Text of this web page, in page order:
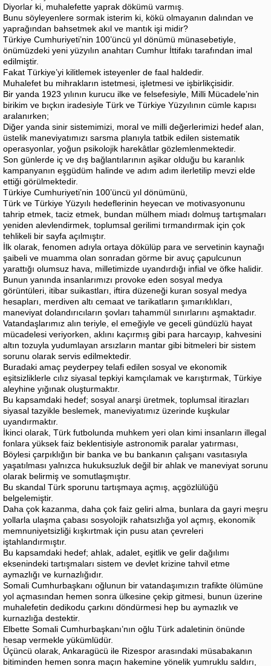
Diyorlar ki, muhalefette yaprak dökümü varmış.
Bunu söyleyenlere sormak isterim ki, kökü olmayanın dalından ve
yaprağından bahsetmek akıl ve mantık işi midir?
Türkiye Cumhuriyeti’nin 100’üncü yıl dönümü münasebetiyle,
önümüzdeki yeni yüzyılın anahtarı Cumhur İttifakı tarafından imal
edilmiştir.
Fakat Türkiye’yi kilitlemek isteyenler de faal haldedir.
Muhalefet bu mihrakların istetmesi, işletmesi ve işbirlikçisidir.
Bir yanda 1923 yılının kurucu ilke ve felsefesiyle, Milli Mücadele’nin
birikim ve bıçkın iradesiyle Türk ve Türkiye Yüzyılının cümle kapısı
aralanırken;
Diğer yanda sinir sistemimizi, moral ve milli değerlerimizi hedef alan,
üstelik maneviyatımızı sarsma planıyla tatbik edilen sistematik
operasyonlar, yoğun psikolojik harekâtlar gözlemlenmektedir.
Son günlerde iç ve dış bağlantılarının aşikar olduğu bu karanlık
kampanyanın eşgüdüm halinde ve adım adım ilerletilip mevzi elde
ettiği görülmektedir.
Türkiye Cumhuriyeti’nin 100’üncü yıl dönümünü,
Türk ve Türkiye Yüzyılı hedeflerinin heyecan ve motivasyonunu
tahrip etmek, taciz etmek, bundan mülhem miadı dolmuş tartışmaları
yeniden alevlendirmek, toplumsal gerilimi tırmandırmak için çok
tehlikeli bir sayfa açılmıştır.
İlk olarak, fenomen adıyla ortaya dökülüp para ve servetinin kaynağı
şaibeli ve muamma olan sonradan görme bir avuç çapulcunun
yarattığı olumsuz hava, milletimizde uyandırdığı infial ve öfke halidir.
Bunun yanında insanlarımızı provoke eden sosyal medya
görüntüleri, itibar suikastları, iftira düzeneği kuran sosyal medya
hesapları, merdiven altı cemaat ve tarikatların şımarıklıkları,
maneviyat dolandırıcıların şovları tahammül sınırlarını aşmaktadır.
Vatandaşlarımız alın teriyle, el emeğiyle ve geceli gündüzlü hayat
mücadelesi veriyorken, aklını kaçırmış gibi para harcayıp, kahvesini
altın tozuyla yudumlayan arsızların mantar gibi bitmeleri bir sistem
sorunu olarak servis edilmektedir.
Buradaki amaç peyderpey telafi edilen sosyal ve ekonomik
eşitsizliklerle cılız siyasal tepkiyi kamçılamak ve karıştırmak, Türkiye
aleyhine yığınak oluşturmaktır.
Bu kapsamdaki hedef; sosyal anarşi üretmek, toplumsal itirazları
siyasal tazyikle beslemek, maneviyatımız üzerinde kuşkular
uyandırmaktır.
İkinci olarak, Türk futbolunda muhkem yeri olan kimi insanların illegal
fonlara yüksek faiz beklentisiyle astronomik paralar yatırması,
Böylesi çarpıklığın bir banka ve bu bankanın çalışanı vasıtasıyla
yaşatılması yalnızca hukuksuzluk değil bir ahlak ve maneviyat sorunu
olarak belirmiş ve somutlaşmıştır.
Bu skandal Türk sporunu tartışmaya açmış, açgözlülüğü
belgelemiştir.
Daha çok kazanma, daha çok faiz geliri alma, bunlara da gayri meşru
yollarla ulaşma çabası sosyolojik rahatsızlığa yol açmış, ekonomik
memnuniyetsizliği kışkırtmak için pusu atan çevreleri
iştahlandırmıştır.
Bu kapsamdaki hedef; ahlak, adalet, eşitlik ve gelir dağılımı
eksenindeki tartışmaları sistem ve devlet krizine tahvil etme
aymazlığı ve kurnazlığıdır.
Somali Cumhurbaşkanı oğlunun bir vatandaşımızın trafikte ölümüne
yol açmasından hemen sonra ülkesine çekip gitmesi, bunun üzerine
muhalefetin dedikodu çarkını döndürmesi hep bu aymazlık ve
kurnazlığa destektir.
Elbette Somali Cumhurbaşkanı’nın oğlu Türk adaletinin önünde
hesap vermekle yükümlüdür.
Üçüncü olarak, Ankaragücü ile Rizespor arasındaki müsabakanın
bitiminden hemen sonra maçın hakemine yönelik yumruklu saldırı,